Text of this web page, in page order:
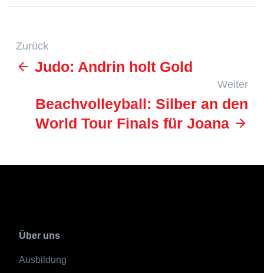
Zurück
Judo: Andrin holt Gold
Weiter
Beachvolleyball: Silber an den
World Tour Finals für Joana
Über uns
Ausbildung